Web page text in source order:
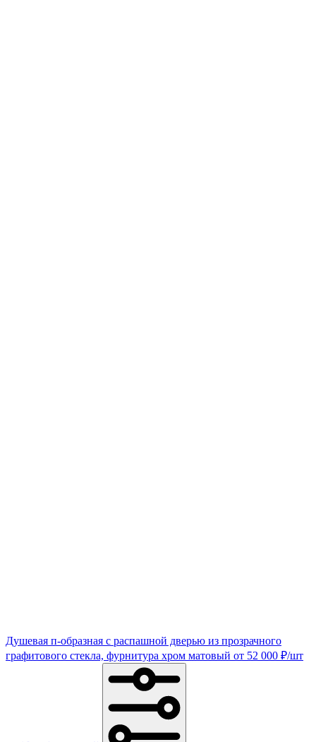
Душевая п-образная с распашной дверью из прозрачного
графитового стекла, фурнитура хром матовый от 52 000 ₽/шт